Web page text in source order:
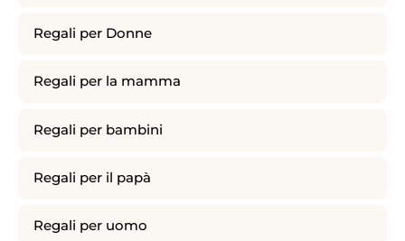
Regali per Donne
Regali per la mamma
Regali per bambini
Regali per il papà
Regali per uomo